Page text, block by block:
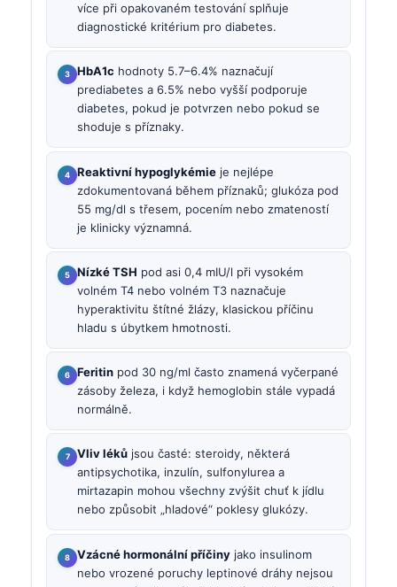
více při opakovaném testování splňuje
diagnostické kritérium pro diabetes.
HbA1c hodnoty 5.7–6.4% naznačují
prediabetes a 6.5% nebo vyšší podporuje
diabetes, pokud je potvrzen nebo pokud se
shoduje s příznaky.
Reaktivní hypoglykémie je nejlépe
zdokumentovaná během příznaků; glukóza pod
55 mg/dl s třesem, pocením nebo zmateností
je klinicky významná.
Nízké TSH pod asi 0,4 mIU/l při vysokém
volném T4 nebo volném T3 naznačuje
hyperaktivitu štítné žlázy, klasickou příčinu
hladu s úbytkem hmotnosti.
Feritin pod 30 ng/ml často znamená vyčerpané
zásoby železa, i když hemoglobin stále vypadá
normálně.
Vliv léků jsou časté: steroidy, některá
antipsychotika, inzulín, sulfonylurea a
mirtazapin mohou všechny zvýšit chuť k jídlu
nebo způsobit „hladové“ poklesy glukózy.
Vzácné hormonální příčiny jako insulinom
nebo vrozené poruchy leptinové dráhy nejsou